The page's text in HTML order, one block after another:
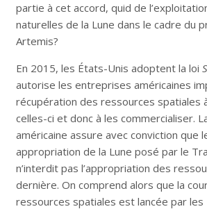
partie à cet accord, quid de
naturelles de la Lune dans le cadre du
Artemis?
En 2015, les États-Unis adoptent la loi
autorise les entreprises américaines
récupération des ressources spatiales
celles-ci et donc à les commercialiser.
américaine assure avec conviction que
appropriation de la Lune posé par le
n’interdit pas l’appropriation des
dernière. On comprend alors que la
ressources spatiales est lancée par les